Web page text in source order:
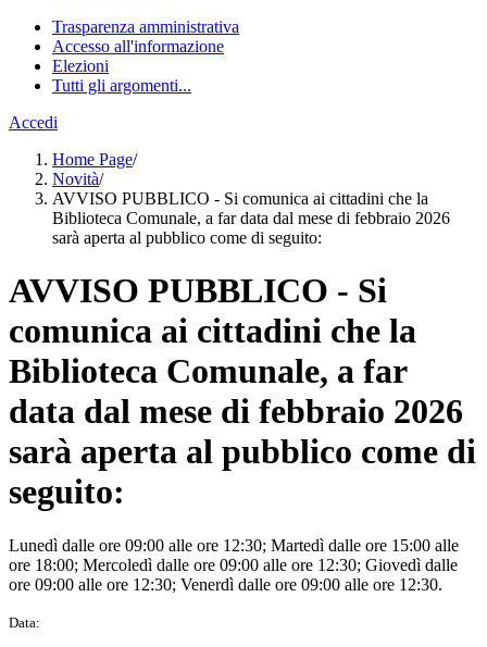
Trasparenza amministrativa
Accesso all'informazione
Elezioni
Tutti gli argomenti...
Accedi
Home Page/
Novità/
AVVISO PUBBLICO - Si comunica ai cittadini che la
Biblioteca Comunale, a far data dal mese di febbraio 2026
sarà aperta al pubblico come di seguito:
AVVISO PUBBLICO - Si
comunica ai cittadini che la
Biblioteca Comunale, a far
data dal mese di febbraio 2026
sarà aperta al pubblico come di
seguito:
Lunedì dalle ore 09:00 alle ore 12:30; Martedì dalle ore 15:00 alle
ore 18:00; Mercoledì dalle ore 09:00 alle ore 12:30; Giovedì dalle
ore 09:00 alle ore 12:30; Venerdì dalle ore 09:00 alle ore 12:30.
Data: